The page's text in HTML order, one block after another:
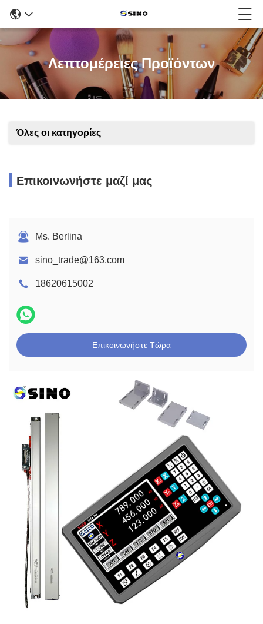
Λεπτομέρειες Προϊόντων
Όλες οι κατηγορίες
Επικοινωνήστε μαζί μας
Ms. Berlina
sino_trade@163.com
18620615002
Επικοινωνήστε Τώρα